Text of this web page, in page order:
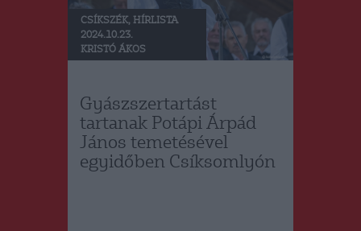
CSÍKSZÉK, HÍRLISTA
2024.10.23.
KRISTÓ ÁKOS
Gyászszertartást
tartanak Potápi Árpád
János temetésével
egyidőben Csíksomlyón